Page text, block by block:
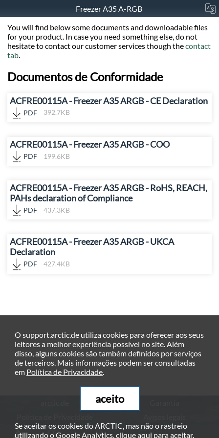
Freezer A35 A-RGB
You will find below some documents and downloadable files
for your product. In case you need something else, do not
hesitate to contact our customer services though thecontact
tab.
Documentos de Conformidade
ACFRE00115A - Freezer A35 ARGB - CE Declaration
PDF 392.7KB
ACFRE00115A - Freezer A35 ARGB - COO
PDF 199.6KB
ACFRE00115A - Freezer A35 ARGB - RoHS, REACH,
PAHs declaration of Compliance
PDF 437.3KB
ACFRE00115A - Freezer A35 ARGB - UKCA
Declaration
PDF 427.4KB
© ARCTIC (HK) Ltd. - 2026
O support.arctic.de utiliza cookies para oferecer aos seus
leitores a melhor experiência possível no site. Além
disso, alguns cookies são também definidos por serviços
de terceiros. Mais informações podem ser consultadas
em Política de Privacidade.
aceito
Se aceitar os cookies do ARCTIC, mas não o rastreio
utilizando o Google Analytics, cliqueaqui para aceitar.